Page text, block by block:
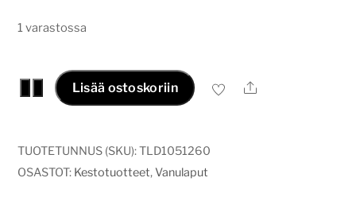
1 varastossa
Kestovanulaput
harmaa
määrä
Lisää ostoskoriin Ale
TUOTETUNNUS (SKU):TLD1051260
OSASTOT: Kestotuotteet,Vanulaput